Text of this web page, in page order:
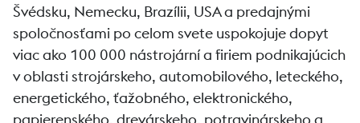
Švédsku, Nemecku, Brazílii, USA a predajnými
spoločnosťami po celom svete uspokojuje dopyt
viac ako 100 000 nástrojární a firiem podnikajúcich
v oblasti strojárskeho, automobilového, leteckého,
energetického, ťažobného, elektronického,